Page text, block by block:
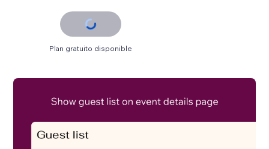
Plan gratuito disponible